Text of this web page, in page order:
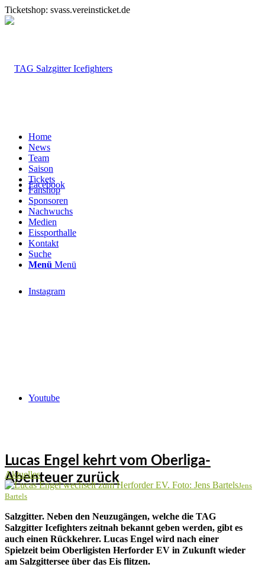
Ticketshop: svass.vereinsticket.de
Facebook
Instagram
Youtube
Home
News
Team
Saison
Tickets
Fanshop
Sponsoren
Nachwuchs
Medien
Eissporthalle
Kontakt
Suche
Menü Menü
Lucas Engel kehrt vom Oberliga-
Abenteuer zurück
Aktuelles
Jens
Bartels
Salzgitter. Neben den Neuzugängen, welche die TAG
Salzgitter Icefighters zeitnah bekannt geben werden, gibt es
auch einen Rückkehrer. Lucas Engel wird nach einer
Spielzeit beim Oberligisten Herforder EV in Zukunft wieder
am Salzgittersee über das Eis flitzen.